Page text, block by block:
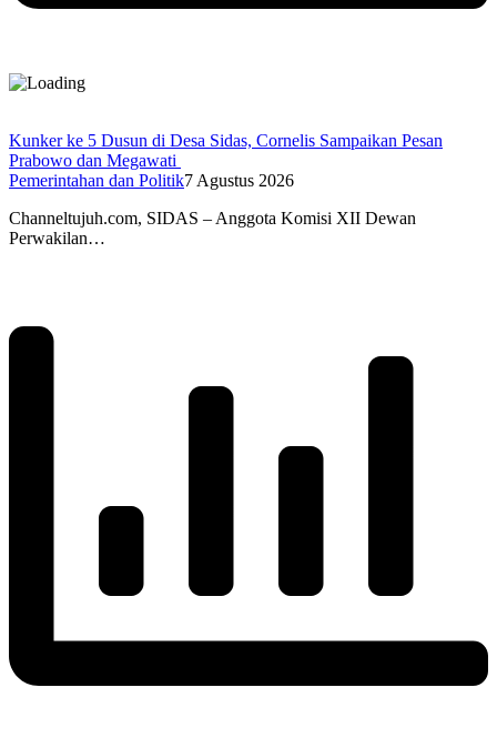
Kunker ke 5 Dusun di Desa Sidas, Cornelis Sampaikan Pesan
Prabowo dan Megawati
Pemerintahan dan Politik7 Agustus 2026
Channeltujuh.com, SIDAS – Anggota Komisi XII Dewan
Perwakilan…